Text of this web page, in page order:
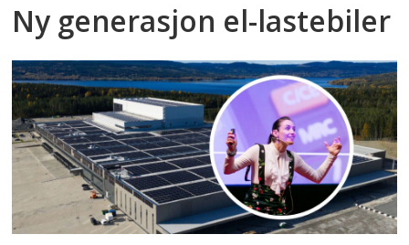
Ny generasjon el-lastebiler